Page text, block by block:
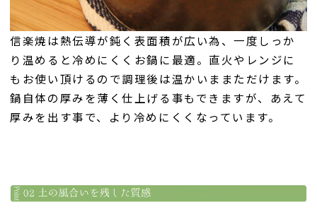
信楽焼は熱伝導が鈍く表面積が広い為、一度しっか
り温めると冷めにくくお鍋に最適。直火やレンジに
もお使い頂けるので調理後は温かいままただけます。
鍋自体の厚みを薄く仕上げる事もできますが、あえて
厚みを出す事で、より冷めにくくなっています。